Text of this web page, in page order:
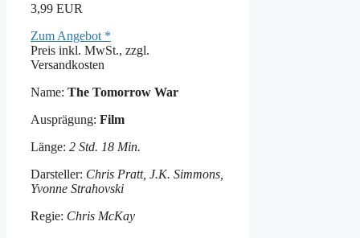
3,99 EUR
Zum Angebot *
Preis inkl. MwSt., zzgl.
Versandkosten
Name: The Tomorrow War
Ausprägung: Film
Länge: 2 Std. 18 Min.
Darsteller: Chris Pratt, J.K. Simmons,
Yvonne Strahovski
Regie: Chris McKay